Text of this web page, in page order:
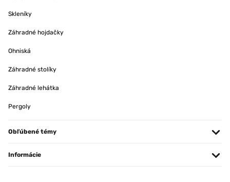
Skleníky
Záhradné hojdačky
Ohniská
Záhradné stolíky
Záhradné lehátka
Pergoly
Obľúbené témy
Informácie